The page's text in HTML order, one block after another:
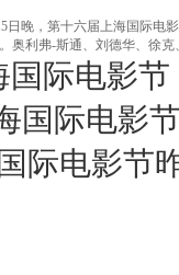
日晚，第十六届上海国际
奥利弗-斯通、刘德华、徐
国际电影
国际电影
国际电影节